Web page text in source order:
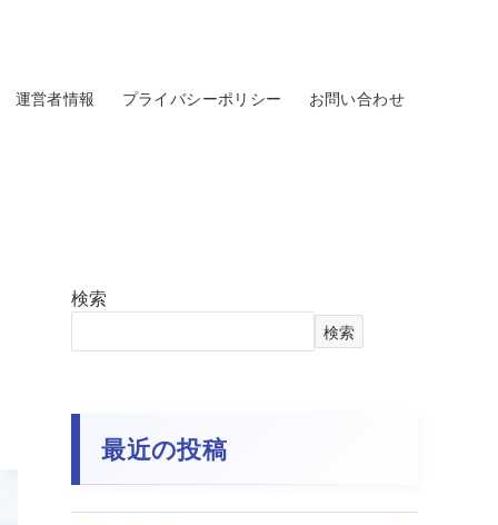
運営者情報 プライバシーポリシー お問い合わせ
検索
検索
最近の投稿